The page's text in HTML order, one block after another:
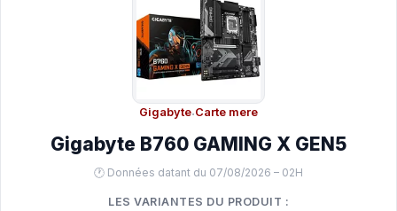
Gigabyte·Carte mere
Gigabyte B760 GAMING X GEN5
🕐 Données datant du 07/08/2026 – 02H
LES VARIANTES DU PRODUIT :